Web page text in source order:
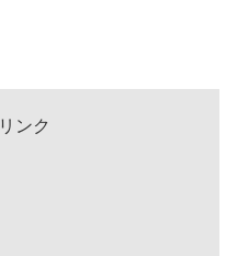
ンク